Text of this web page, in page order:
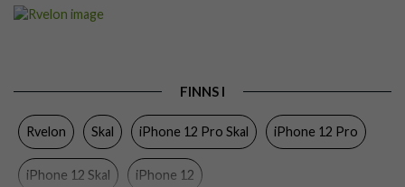
Färg Grön
FINNS I
Rvelon Skal iPhone 12 Pro Skal iPhone 12 Pro
iPhone 12 Skal iPhone 12